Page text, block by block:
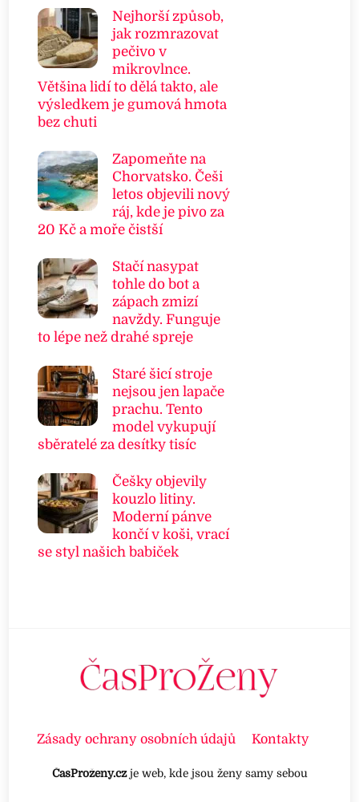
Nejhorší způsob,
jak rozmrazovat
pečivo v
mikrovlnce.
Většina lidí to dělá takto, ale
výsledkem je gumová hmota
bez chuti
Zapomeňte na
Chorvatsko. Češi
letos objevili nový
ráj, kde je pivo za
20 Kč a moře čistší
Stačí nasypat
tohle do bot a
zápach zmizí
navždy. Funguje
to lépe než drahé spreje
Staré šicí stroje
nejsou jen lapače
prachu. Tento
model vykupují
sběratelé za desítky tisíc
Češky objevily
kouzlo litiny.
Moderní pánve
končí v koši, vrací
se styl našich babiček
Zásady ochrany osobních údajů Kontakty
ČasProženy.czje web, kde jsou ženy samy sebou